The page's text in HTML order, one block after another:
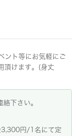
ント等にお気軽にご
頂けます。(身丈
下さい。
円/1名にて定